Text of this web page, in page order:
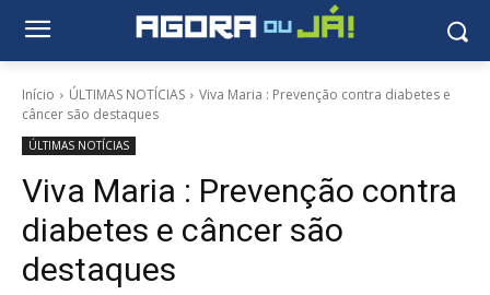
Início ÚLTIMAS NOTÍCIAS
Viva Maria : Prevenção contra diabetes e
câncer são destaques
ÚLTIMAS NOTÍCIAS
Viva Maria : Prevenção contra
diabetes e câncer são
destaques